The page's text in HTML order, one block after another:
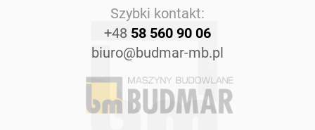
Szybki kontakt:
+48 58 560 90 06
biuro@budmar-mb.pl